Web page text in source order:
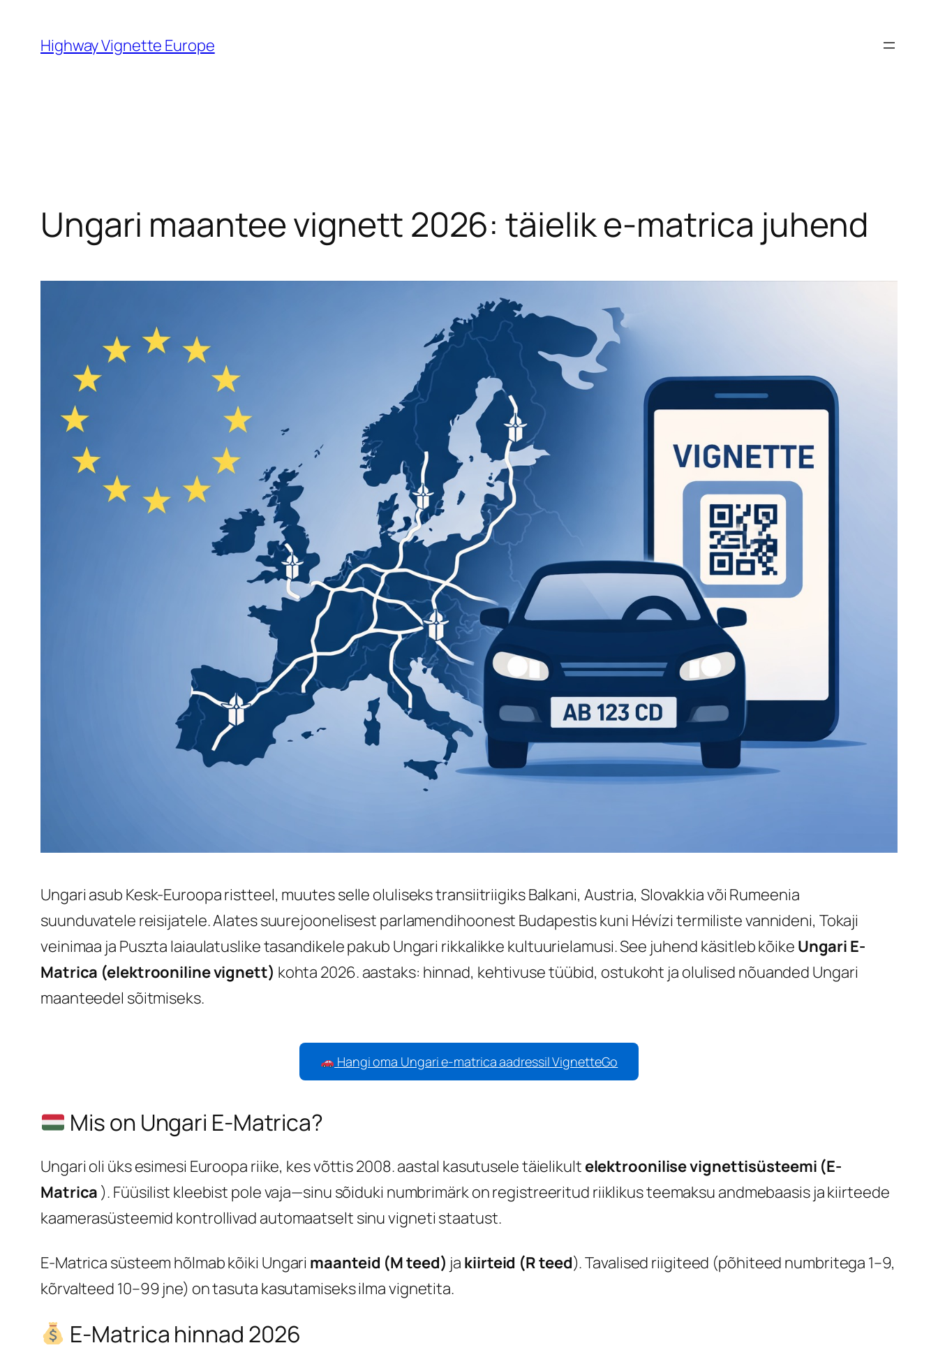
content
Highway Vignette Europe
Ungari maantee vignett 2026: täielik e-matrica juhend
Ungari asub Kesk-Euroopa ristteel, muutes selle oluliseks transiitriigiks Balkani, Austria, Slovakkia või Rumeenia
suunduvatele reisijatele. Alates suurejoonelisest parlamendihoonest Budapestis kuni Hévízi termiliste vannideni, Tokaji
veinimaa ja Puszta laiaulatuslike tasandikele pakub Ungari rikkalikke kultuurielamusi. See juhend käsitleb kõike Ungari E-
Matrica (elektrooniline vignett) kohta 2026. aastaks: hinnad, kehtivuse tüübid, ostukoht ja olulised nõuanded Ungari
maanteedel sõitmiseks.
Hangi oma Ungari e-matrica aadressil VignetteGo
Mis on Ungari E-Matrica?
Ungari oli üks esimesi Euroopa riike, kes võttis 2008. aastal kasutusele täielikult elektroonilise vignettisüsteemi (E-
Matrica ). Füüsilist kleebist pole vaja—sinu sõiduki numbrimärk on registreeritud riiklikus teemaksu andmebaasis ja kiirteede
kaamerasüsteemid kontrollivad automaatselt sinu vigneti staatust.
E-Matrica süsteem hõlmab kõiki Ungari maanteid (M teed) ja kiirteid (R teed). Tavalised riigiteed (põhiteed numbritega 1–9,
kõrvalteed 10–99 jne) on tasuta kasutamiseks ilma vignetita.
E-Matrica hinnad 2026